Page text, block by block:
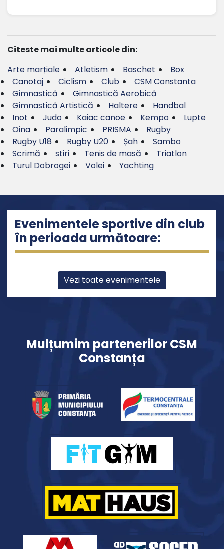
Citeste mai multe articole din:
Arte marțiale
Atletism Baschet
Box
Canotaj
Ciclism Club
CSM Constanta
Gimnastică
Gimnastică Aerobică
Gimnastică Artistică
Haltere
Handbal
Inot
Judo Kaiac canoe Kempo
Lupte
Oina
Paralimpic PRISMA
Rugby
Rugby U18
Rugby U20 Șah
Sambo
Scrimă
stiri Tenis de masă
Triatlon
Turul Dobrogei
Volei Yachting
Evenimentele sportive din club
în perioada următoare:
Vezi toate evenimentele
Mulțumim partenerilor CSM
Constanța